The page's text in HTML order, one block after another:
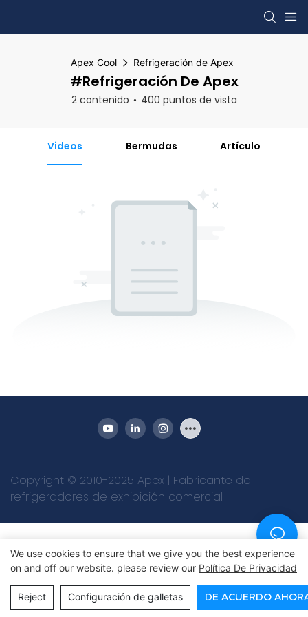
Apex Cool Refrigeración de Apex
#Refrigeración De Apex
2 contenido 400 puntos de vista
Videos Bermudas Artículo
Copyright © 2010-2025 Apex | Fabricante de
refrigeradores de exhibición comercial
We use cookies to ensure that we give you the best experience
on and off our website. please review our Política De Privacidad
Reject Configuración de galletas DE ACUERDO